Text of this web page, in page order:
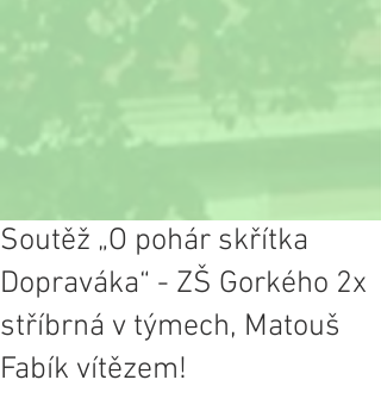
Soutěž „O pohár skřítka
Dopraváka“ - ZŠ Gorkého 2x
stříbrná v týmech, Matouš
Fabík vítězem!